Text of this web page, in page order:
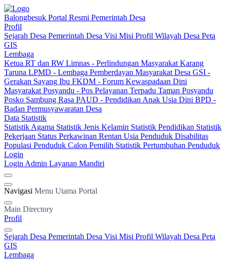
Balongbesuk Portal Resmi Pemerintah Desa
Profil
Sejarah Desa Pemerintah Desa Visi Misi Profil Wilayah Desa Peta
GIS
Lembaga
Ketua RT dan RW Limnas - Perlindungan Masyarakat Karang
Taruna LPMD - Lembaga Pemberdayan Masyarakat Desa GSI -
Gerakan Sayang Ibu FKDM - Forum Kewaspadaan Dini
Masyarakat Posyandu - Pos Pelayanan Terpadu Taman Posyandu
Posko Sambung Rasa PAUD - Pendidikan Anak Usia Dini BPD -
Badan Permusyawaratan Desa
Data Statistik
Statistik Agama Statistik Jenis Kelamin Statistik Pendidikan Statistik
Pekerjaan Status Perkawinan Rentan Usia Penduduk Disabilitas
Populasi Penduduk Calon Pemilih Statistik Pertumbuhan Penduduk
Login
Login Admin Layanan Mandiri
Navigasi Menu Utama Portal
Main Directory
Profil
Sejarah Desa Pemerintah Desa Visi Misi Profil Wilayah Desa Peta
GIS
Lembaga